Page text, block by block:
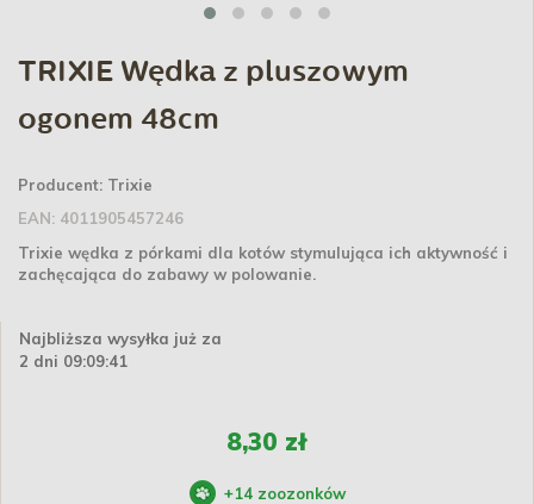
TRIXIE Wędka z pluszowym
ogonem 48cm
Producent: Trixie
EAN: 4011905457246
Trixie wędka z pórkami dla kotów stymulująca ich aktywność i
zachęcająca do zabawy w polowanie.
Najbliższa wysyłka już za
2 dni 09:09:41
8,30 zł
+14 zoozonków